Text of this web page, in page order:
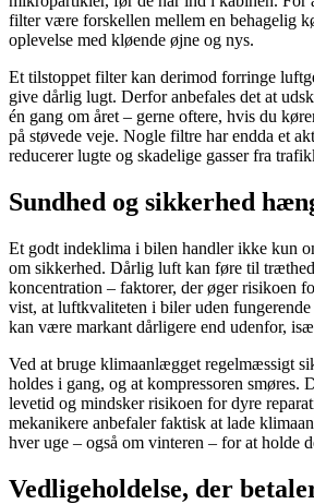
filter være forskellen mellem en behagelig
oplevelse med kløende øjne og nys.
Et tilstoppet filter kan derimod forringe
give dårlig lugt. Derfor anbefales det at
én gang om året – gerne oftere, hvis du
på støvede veje. Nogle filtre har endda et
reducerer lugte og skadelige gasser fra
Sundhed og sikkerhed
Et godt indeklima i bilen handler ikke kun
om sikkerhed. Dårlig luft kan føre til
koncentration – faktorer, der øger risikoen
vist, at luftkvaliteten i biler uden
kan være markant dårligere end udenfor,
Ved at bruge klimaanlægget regelmæssigt
holdes i gang, og at kompressoren smøres.
levetid og mindsker risikoen for dyre
mekanikere anbefaler faktisk at lade
hver uge – også om vinteren – for at holde
Vedligeholdelse, der